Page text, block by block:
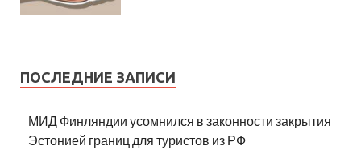
ПОСЛЕДНИЕ ЗАПИСИ
МИД Финляндии усомнился в законности закрытия
Эстонией границ для туристов из РФ